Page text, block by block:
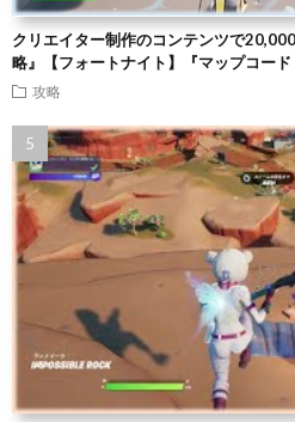
クリエイター制作のコンテンツで
略』【フォートナイト】『マップコー
攻略